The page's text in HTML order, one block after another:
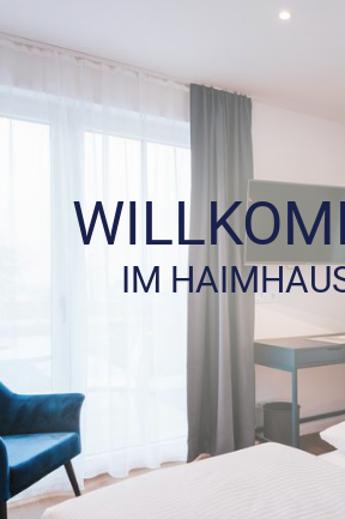
IM